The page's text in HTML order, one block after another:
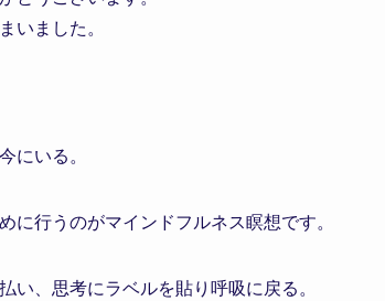
いました。
にいる。
に行うのがマインドフルネス瞑想です。
い、思考にラベルを貼り呼吸に戻る。